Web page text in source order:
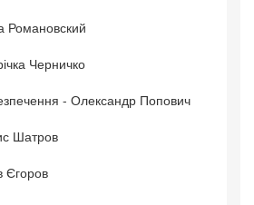
Романовский
Черничко
- Олександр Попович
Шатров
Єгоров